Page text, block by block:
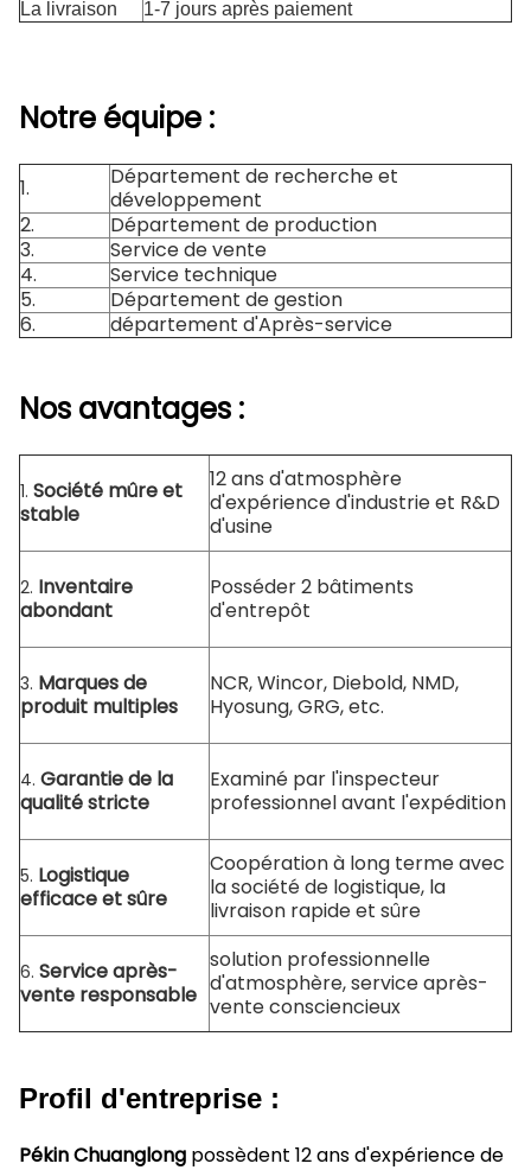
La livraison 1-7 jours après paiement
Notre équipe :
1.
Département de recherche et
développement
2.
Département de production
3.
Service de vente
4.
Service technique
5.
Département de gestion
6.
département d'Après-service
Nos avantages :
1. Société mûre et
stable
12 ans d'atmosphère
d'expérience d'industrie et R&D
d'usine
2. Inventaire
abondant
Posséder 2 bâtiments
d'entrepôt
3. Marques de
produit multiples
NCR, Wincor, Diebold, NMD,
Hyosung, GRG, etc.
4. Garantie de la
qualité stricte
Examiné par l'inspecteur
professionnel avant l'expédition
5. Logistique
efficace et sûre
Coopération à long terme avec
la société de logistique, la
livraison rapide et sûre
6. Service après-
vente responsable
solution professionnelle
d'atmosphère, service après-
vente consciencieux
Profil d'entreprise :
Pékin Chuanglong possèdent 12 ans d'expérience de